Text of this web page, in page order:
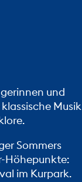
und
Musik
Sommers
Höhepunkte:
im Kurpark.